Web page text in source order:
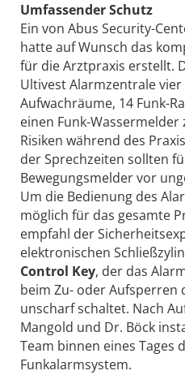
Umfassender Schutz
Ein von Abus Security-
hatte auf Wunsch das
für die Arztpraxis erstellt.
Ultivest Alarmzentrale
Aufwachräume, 14 Funk-
einen Funk-
Risiken während des
der Sprechzeiten sollten
Bewegungsmelder vor
Um die Bedienung des
möglich für das gesamte
empfahl der
elektronischen
Control Key, der das
beim Zu- oder Aufsperren
unscharf schaltet. Nach
Mangold und Dr. Böck
Team binnen eines Tages
Funkalarmsystem.